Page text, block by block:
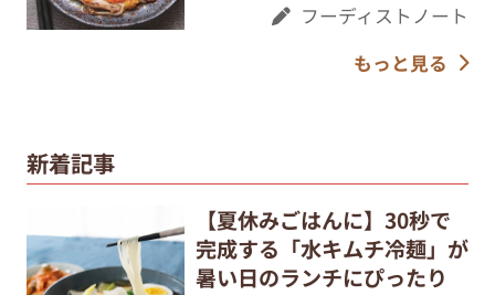
フーディストノート
もっと見る
新着記事
【夏休みごはんに】30秒で
完成する「水キムチ冷麺」が
暑い日のランチにぴったり